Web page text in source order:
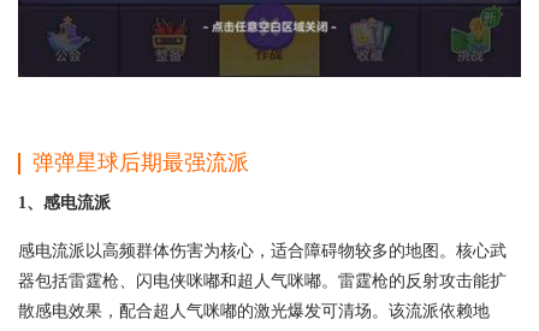
弹弹星球后期最强流派
1、感电流派
感电流派以高频群体伤害为核心，适合障碍物较多的地图。核心武
器包括雷霆枪、闪电侠咪嘟和超人气咪嘟。雷霆枪的反射攻击能扩
散感电效果，配合超人气咪嘟的激光爆发可清场。该流派依赖地